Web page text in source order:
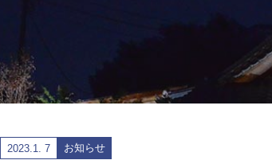
2023.1. 7 お知らせ